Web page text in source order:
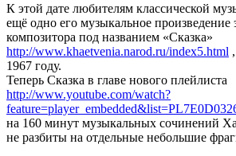
К этой дате любителям классической
ещё одно его музыкальное произведение
композитора под названием «Сказка»
http://www.khaetvenia.narod.ru/index5.html
1967 году.
Теперь Сказка в главе нового плейлиста
http://www.youtube.com/watch?
на 160 минут музыкальных сочинений
не разбиты на отдельные небольшие